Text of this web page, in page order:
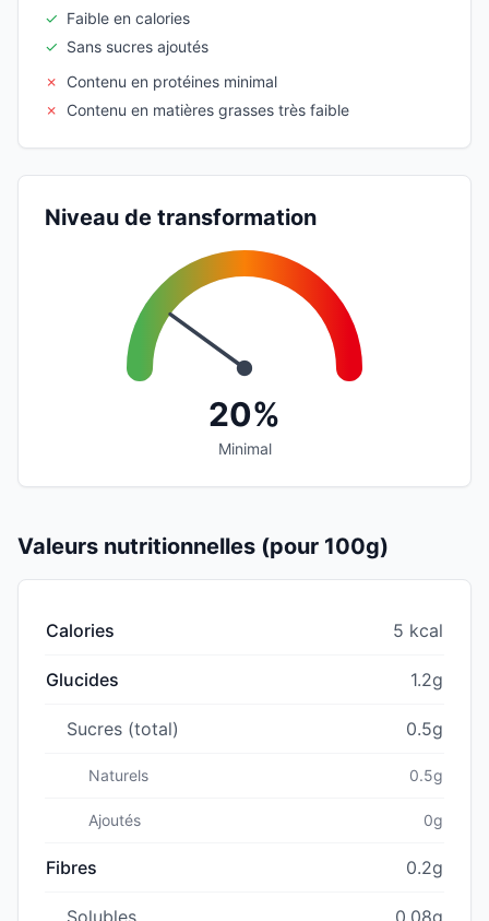
✓ Faible en calories
✓ Sans sucres ajoutés
✗
Contenu en protéines minimal
✗
Contenu en matières grasses très faible
Niveau de transformation
20%
Minimal
Valeurs nutritionnelles (pour 100g)
Calories 5 kcal
Glucides 1.2g
Sucres (total) 0.5g
Naturels 0.5g
Ajoutés 0g
Fibres 0.2g
Solubles 0.08g